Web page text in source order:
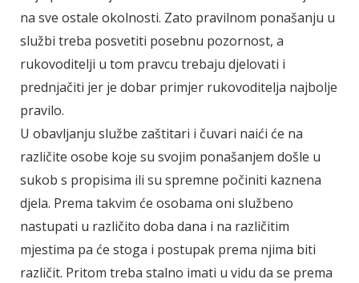
na sve ostale okolnosti. Zato pravilnom ponašanju u
službi treba posvetiti posebnu pozornost, a
rukovoditelji u tom pravcu trebaju djelovati i
prednjačiti jer je dobar primjer rukovoditelja najbolje
pravilo.
U obavljanju službe zaštitari i čuvari naići će na
različite osobe koje su svojim ponašanjem došle u
sukob s propisima ili su spremne počiniti kaznena
djela. Prema takvim će osobama oni službeno
nastupati u različito doba dana i na različitim
mjestima pa će stoga i postupak prema njima biti
različit. Pritom treba stalno imati u vidu da se prema